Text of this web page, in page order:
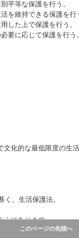
平等な保護を行う。
を維持できる保護を行
した上で保護を行う。
要に応じて保護を行う
文化的な最低限度の生
く、生活保護法。
うにあります。
このページの先頭へ